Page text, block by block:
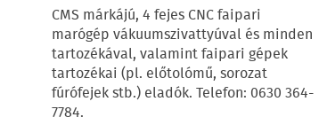
CMS márkájú, 4 fejes CNC faipari
marógép vákuumszivattyúval és minden
tartozékával, valamint faipari gépek
tartozékai (pl. előtolómű, sorozat
fúrófejek stb.) eladók. Telefon: 0630 364-
7784.